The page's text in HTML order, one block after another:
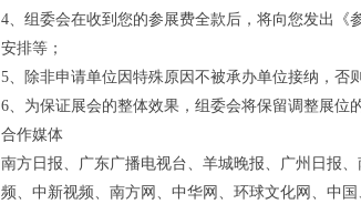
4、组委会在收到您的参展费全款后，将向您发出
安排等；
5、除非申请单位因特殊原因不被承办单位接纳，否
6、为保证展会的整体效果，组委会将保留调整展位
合作媒体
南方日报、广东广播电视台、羊城晚报、广州日报
频、中新视频、南方网、中华网、环球文化网、中